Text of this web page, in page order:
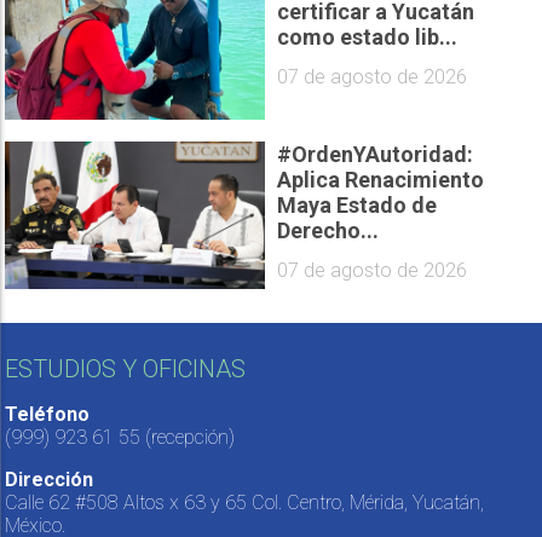
certificar a Yucatán
como estado lib...
07 de agosto de 2026
#OrdenYAutoridad:
Aplica Renacimiento
Maya Estado de
Derecho...
07 de agosto de 2026
ESTUDIOS Y OFICINAS
Teléfono
(999) 923 61 55 (recepción)
Dirección
Calle 62 #508 Altos x 63 y 65 Col. Centro, Mérida, Yucatán,
México.